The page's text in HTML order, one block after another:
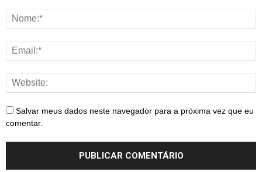
Salvar meus dados neste navegador para a próxima vez que eu
comentar.